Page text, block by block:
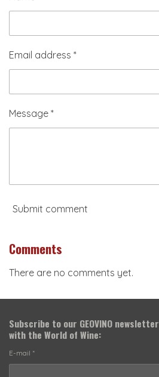
Email address *
Message *
Submit comment
Comments
There are no comments yet.
Subscribe to our GEOVINO newsletter
with the World of Wine:
E-mail *